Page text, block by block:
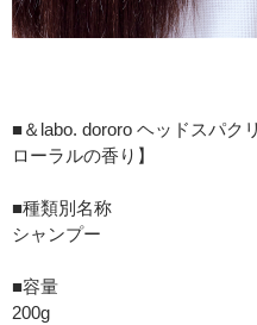
■＆labo. dororo ヘッドスパク
ローラルの香り】
■種類別名称
シャンプー
■容量
200g